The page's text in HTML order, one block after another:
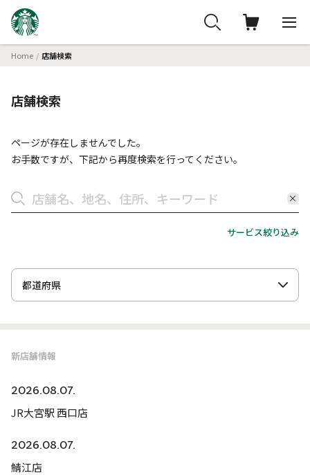
Home 店舗検索
店舗検索
ページが存在しませんでした。
お手数ですが、下記から再度検索を行ってください。
サービス絞り込み
都道府県
新店舗情報
2026.08.07.
JR大宮駅 西口店
2026.08.07.
鯖江店